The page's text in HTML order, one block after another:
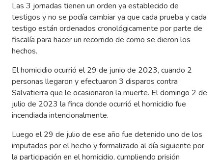
Las 3 jornadas tienen un orden ya establecido de
testigos y no se podía cambiar ya que cada prueba y cada
testigo están ordenados cronológicamente por parte de
fiscalía para hacer un recorrido de como se dieron los
hechos.
El homicidio ocurrió el 29 de junio de 2023, cuando 2
personas llegaron y efectuaron 3 disparos contra
Salvatierra que le ocasionaron la muerte. El domingo 2 de
julio de 2023 la finca donde ocurrió el homicidio fue
incendiada intencionalmente.
Luego el 29 de julio de ese año fue detenido uno de los
imputados por el hecho y formalizado al día siguiente por
la participación en el homicidio, cumpliendo prisión